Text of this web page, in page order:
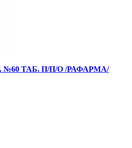
ТАБ. П/П/О /РАФАРМА/